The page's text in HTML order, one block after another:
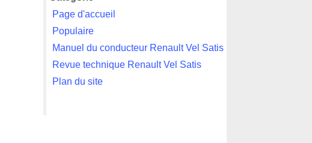
Page d'accueil
Populaire
Manuel du conducteur Renault Vel Satis
Revue technique Renault Vel Satis
Plan du site